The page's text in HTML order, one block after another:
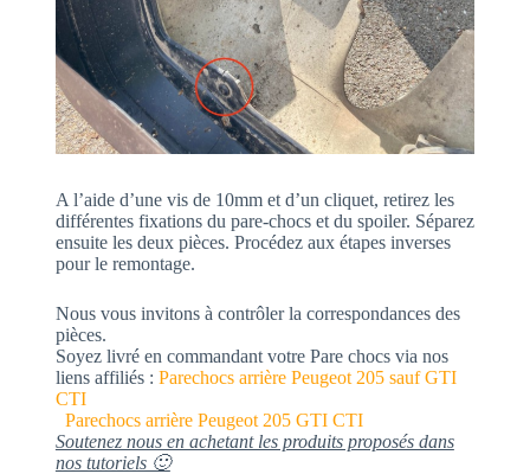
A l’aide d’une vis de 10mm et d’un cliquet, retirez les
différentes fixations du pare-chocs et du spoiler. Séparez
ensuite les deux pièces. Procédez aux étapes inverses
pour le remontage.
Nous vous invitons à contrôler la correspondances des
pièces.
Soyez livré en commandant votre Pare chocs via nos
liens affiliés : Parechocs arrière Peugeot 205 sauf GTI
CTI
Parechocs arrière Peugeot 205 GTI CTI
Soutenez nous en achetant les produits proposés dans
nos tutoriels 🙂